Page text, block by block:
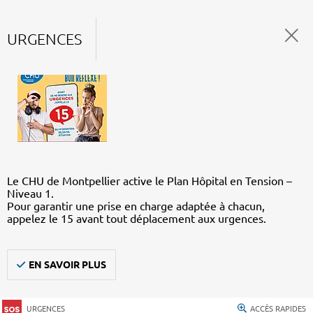
URGENCES
Le CHU de Montpellier active le Plan Hôpital en Tension –
Niveau 1.
Pour garantir une prise en charge adaptée à chacun,
appelez le 15 avant tout déplacement aux urgences.
EN SAVOIR PLUS
URGENCES ACCÈS RAPIDES